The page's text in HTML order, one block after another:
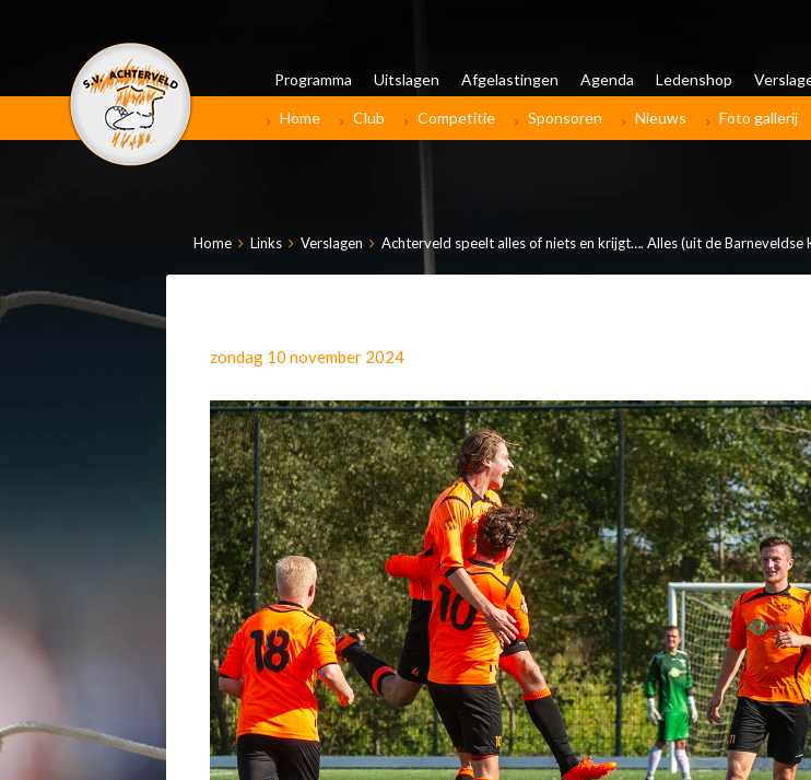
Programma Uitslagen Afgelastingen Agenda Ledenshop
Home Club Competitie Sponsoren Nieuws Foto gallerij
Home Links Verslagen Achterveld speelt alles of niets en krijgt…. Alles (uit de Barneveldse
zondag 10 november 2024